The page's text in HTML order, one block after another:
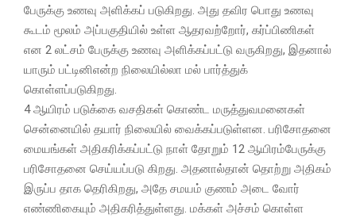
பேருக்கு உணவு அளிக்கப் படுகிறது. அது தவிர பொது உணவு
கூடம் மூலம் அப்பகுதியில் உள்ள ஆதரவற்றோர், கர்ப்பிணிகள்
என 2 லட்சம் பேருக்கு உணவு அளிக்கப்பட்டு வருகிறது, இதனால்
யாரும் பட்டினிஎன்ற நிலையில்லா மல் பார்த்துக்
கொள்ளப்படுகிறது.
4 ஆயிரம் படுக்கை வசதிகள் கொண்ட மருத்துவமனைகள்
சென்னையில் தயார் நிலையில் வைக்கப்படுள்ளன. பரிசோதனை
மையங்கள் அதிகரிக்கப்பட்டு நாள் தோறும் 12 ஆயிரம்பேருக்கு
பரிசோதனை செய்யப்படு கிறது. அதனால்தான் தொற்று அதிகம்
இருப்ப தாக தெரிகிறது, அதே சமயம் குணம் அடை வோர்
எண்ணிகையும் அதிகரித்துள்ளது. மக்கள் அச்சம் கொள்ள